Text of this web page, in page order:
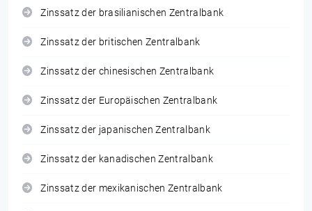
Zinssatz der brasilianischen Zentralbank
Zinssatz der britischen Zentralbank
Zinssatz der chinesischen Zentralbank
Zinssatz der Europäischen Zentralbank
Zinssatz der japanischen Zentralbank
Zinssatz der kanadischen Zentralbank
Zinssatz der mexikanischen Zentralbank